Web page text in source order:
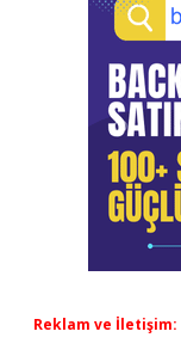
Reklam ve İletişim: